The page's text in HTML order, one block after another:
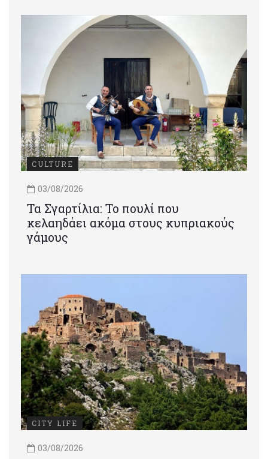
CULTURE
03/08/2026
Τα Σγαρτίλια: Το πουλί που
κελαηδάει ακόμα στους κυπριακούς
γάμους
CITY LIFE
03/08/2026